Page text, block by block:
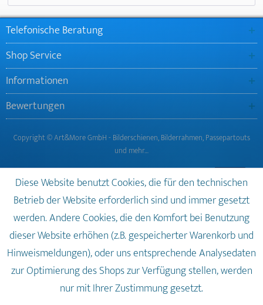
Telefonische Beratung
Shop Service
Informationen
Bewertungen
Copyright © Art&More GmbH - Bilderschienen, Bilderrahmen, Passepartouts
und mehr…
Diese Website benutzt Cookies, die für den technischen
Betrieb der Website erforderlich sind und immer gesetzt
werden. Andere Cookies, die den Komfort bei Benutzung
dieser Website erhöhen (z.B. gespeicherter Warenkorb und
Hinweismeldungen), oder uns entsprechende Analysedaten
zur Optimierung des Shops zur Verfügung stellen, werden
nur mit Ihrer Zustimmung gesetzt.